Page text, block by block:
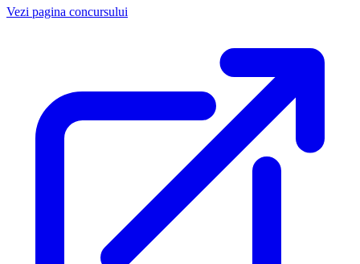
Vezi pagina concursului